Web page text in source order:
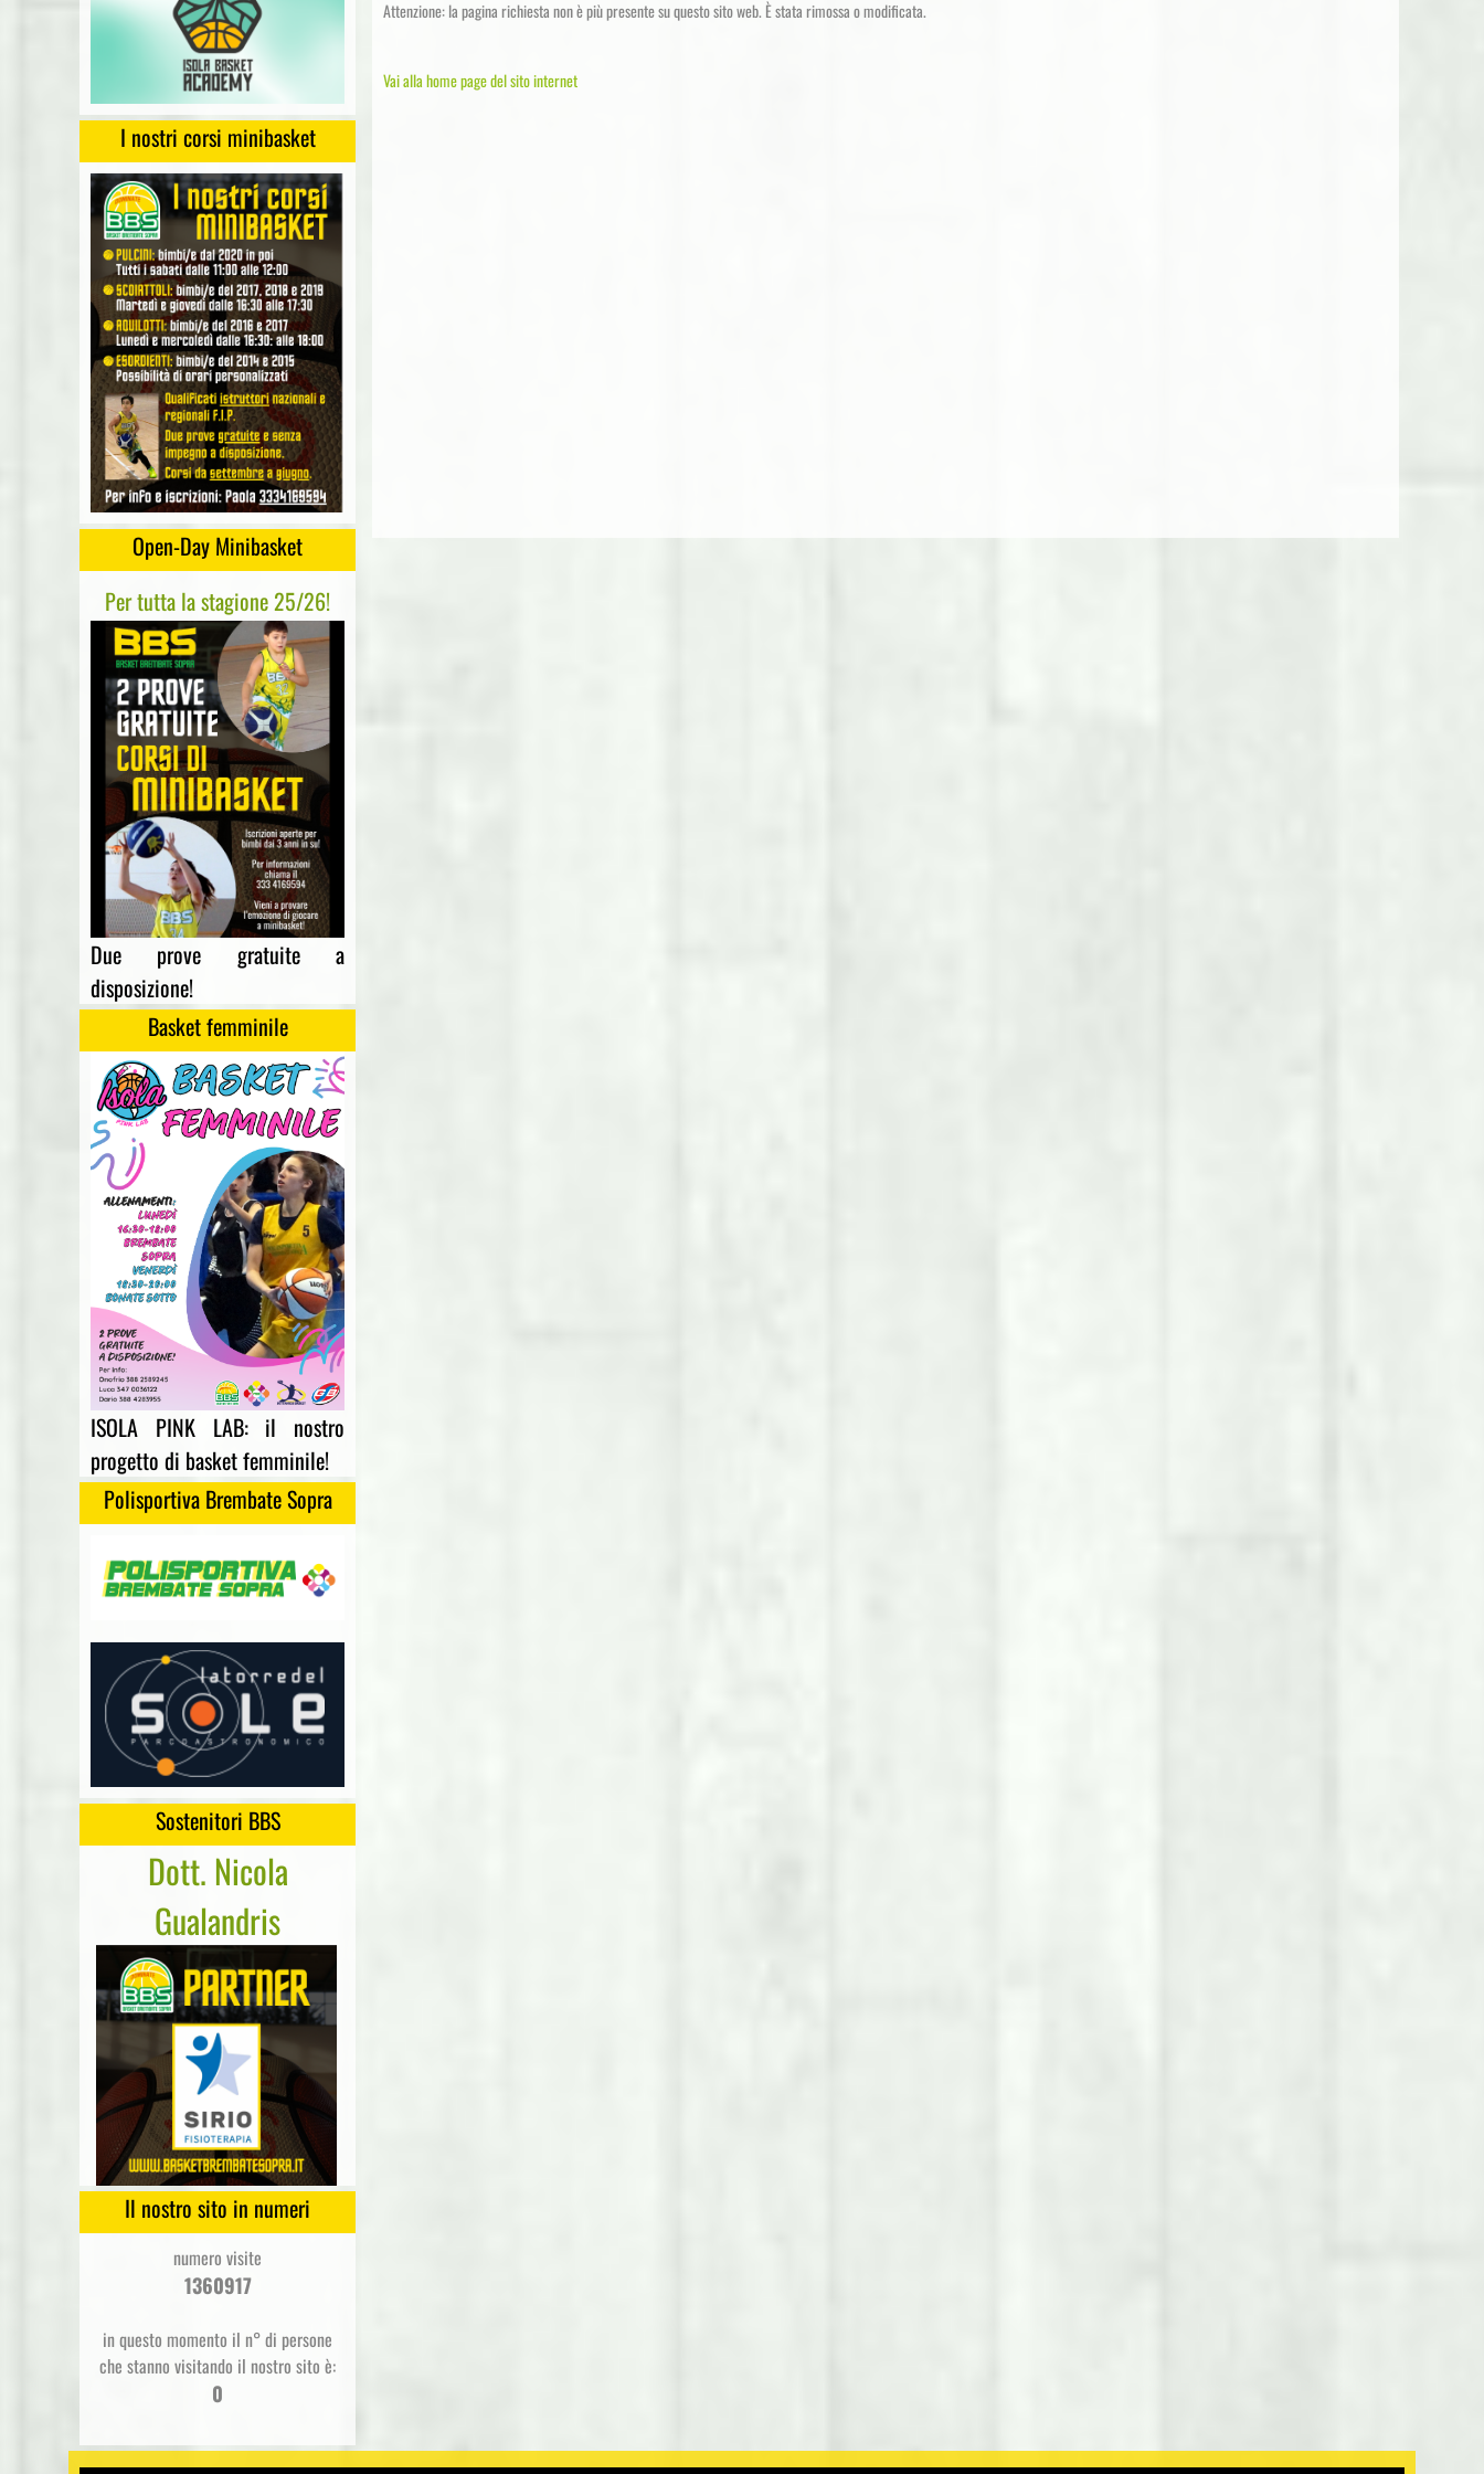
I nostri corsi minibasket
Open-Day Minibasket
Per tutta la stagione 25/26!
Due prove gratuite a
disposizione!
Basket femminile
ISOLA PINK LAB: il nostro
progetto di basket femminile!
Polisportiva Brembate Sopra
Sostenitori BBS
Dott. Nicola
Gualandris
Il nostro sito in numeri
numero visite
1360917
in questo momento il n° di persone
che stanno visitando il nostro sito è:
0
Attenzione: la pagina richiesta non è più presente su questo sito web. È stata rimossa o modificata.
Vai alla home page del sito internet